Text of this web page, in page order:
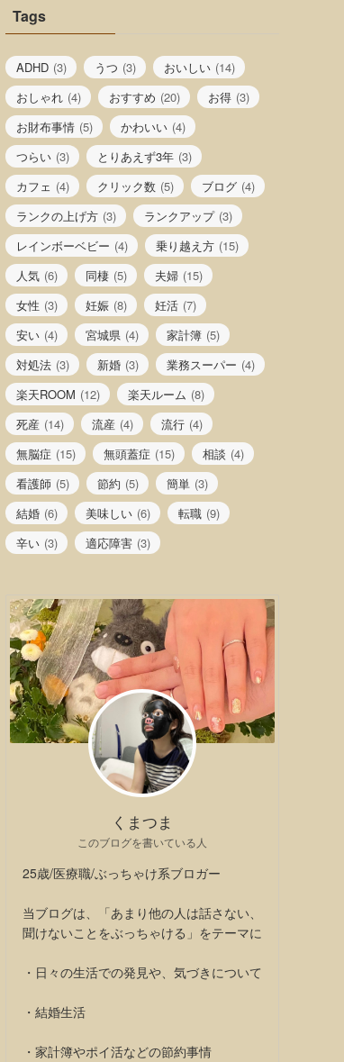
Tags
ADHD (3) うつ (3) おいしい (14)
おしゃれ (4) おすすめ (20) お得 (3)
お財布事情 (5) かわいい (4)
つらい (3) とりあえず3年 (3)
カフェ (4) クリック数 (5) ブログ (4)
ランクの上げ方 (3) ランクアップ (3)
レインボーベビー (4) 乗り越え方 (15)
人気 (6) 同棲 (5) 夫婦 (15)
女性 (3) 妊娠 (8) 妊活 (7)
安い (4) 宮城県 (4) 家計簿 (5)
対処法 (3) 新婚 (3) 業務スーパー (4)
楽天ROOM (12) 楽天ルーム (8)
死産 (14) 流産 (4) 流行 (4)
無脳症 (15) 無頭蓋症 (15) 相談 (4)
看護師 (5) 節約 (5) 簡単 (3)
結婚 (6) 美味しい (6) 転職 (9)
辛い (3) 適応障害 (3)
くまつま
このブログを書いている人
25歳/医療職/ぶっちゃけ系ブロガー
当ブログは、「あまり他の人は話さない、
聞けないことをぶっちゃける」をテーマに
・日々の生活での発見や、気づきについて
・結婚生活
・家計簿やポイ活などの節約事情